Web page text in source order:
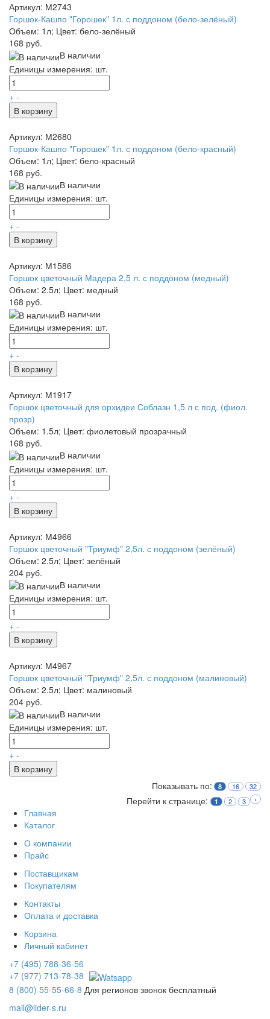
Артикул: М2743
Горшок-Кашпо "Горошек" 1л. с поддоном (бело-зелёный)
Объем: 1л; Цвет: бело-зелёный
168 руб.
В наличии
Единицы измерения: шт.
+ -
В корзину
Артикул: М2680
Горшок-Кашпо "Горошек" 1л. с поддоном (бело-красный)
Объем: 1л; Цвет: бело-красный
168 руб.
В наличии
Единицы измерения: шт.
+ -
В корзину
Артикул: М1586
Горшок цветочный Мадера 2,5 л. с поддоном (медный)
Объем: 2.5л; Цвет: медный
168 руб.
В наличии
Единицы измерения: шт.
+ -
В корзину
Артикул: М1917
Горшок цветочный для орхидеи Соблазн 1,5 л с под. (фиол.
прозр)
Объем: 1.5л; Цвет: фиолетовый прозрачный
168 руб.
В наличии
Единицы измерения: шт.
+ -
В корзину
Артикул: М4966
Горшок цветочный "Триумф" 2,5л. с поддоном (зелёный)
Объем: 2.5л; Цвет: зелёный
204 руб.
В наличии
Единицы измерения: шт.
+ -
В корзину
Артикул: М4967
Горшок цветочный "Триумф" 2,5л. с поддоном (малиновый)
Объем: 2.5л; Цвет: малиновый
204 руб.
В наличии
Единицы измерения: шт.
+ -
В корзину
Показывать по:
8 16 32
Перейти к странице: 1 2 3 ›
Главная
Каталог
О компании
Прайс
Поставщикам
Покупателям
Контакты
Оплата и доставка
Корзина
Личный кабинет
+7 (495) 788-36-56
+7 (977) 713-78-38
8 (800) 55-55-66-8 Для регионов звонок бесплатный
mail@lider-s.ru